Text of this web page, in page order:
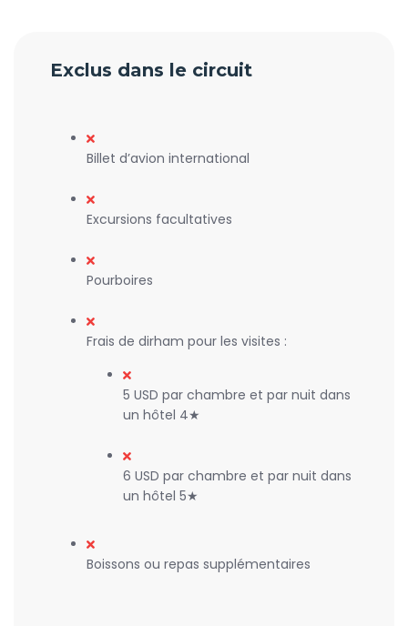
Exclus dans le circuit
Billet d’avion international
Excursions facultatives
Pourboires
Frais de dirham pour les visites :
5 USD par chambre et par nuit dans
un hôtel 4★
6 USD par chambre et par nuit dans
un hôtel 5★
Boissons ou repas supplémentaires